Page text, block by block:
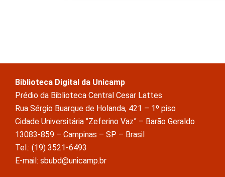
Biblioteca Digital da Unicamp
Prédio da Biblioteca Central Cesar Lattes
Rua Sérgio Buarque de Holanda, 421 – 1º piso
Cidade Universitária “Zeferino Vaz” – Barão Geraldo
13083-859 – Campinas – SP – Brasil
Tel.: (19) 3521-6493
E-mail: sbubd@unicamp.br